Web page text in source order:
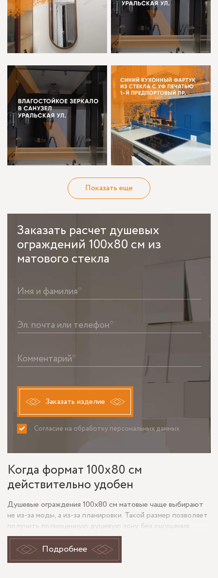
Показать еще
Заказать расчет душевых
ограждений 100х80 см из
матового стекла
Имя и фамилия*
Эл. почта или телефон*
Комментарий*
Заказать изделие
Согласие на обработку персональных данных
ПРИНИМАЮ НЕ ПРИНИМАЮ
Когда формат 100х80 см
действительно удобен
Душевые ограждения 100х80 см матовые чаще выбирают
не из-за моды, а из-за планировки. Такой размер позволяет
получить полноценную душевую зону без ощущения
тесноты, при этом не «съедает» лишнюю площадь
санузла. Формат 100 на 80 удобен для ниш, угловой
установки и проектов, где важно оставить проход к
Подробнее